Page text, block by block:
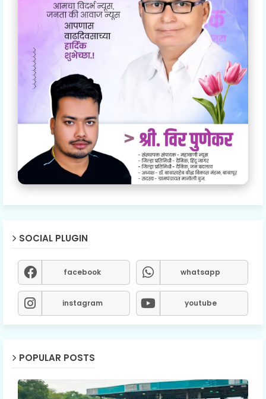
SOCIAL PLUGIN
facebook whatsapp
instagram youtube
POPULAR POSTS